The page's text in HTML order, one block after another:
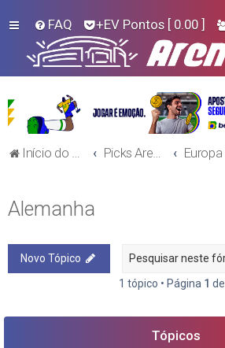
FAQ +EV Pontos [ 0.00 ]
Início do Fórum! Europa
Alemanha
Novo Tópico
1 tópico • Página 1 de
Tópicos